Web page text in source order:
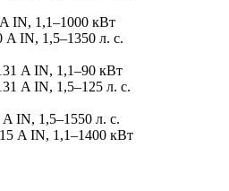
IN, 1,1–1000 кВт
A IN, 1,5–1350 л. с.
A IN, 1,1–90 кВт
A IN, 1,5–125 л. с.
IN, 1,5–1550 л. с.
A IN, 1,1–1400 кВт